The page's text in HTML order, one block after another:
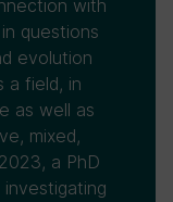
with
questions
evolution
a field, in
as well as
mixed,
a PhD